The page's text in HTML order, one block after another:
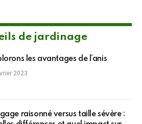
de jardinage
les avantages de l’anis
2023
raisonné versus taille sévère :